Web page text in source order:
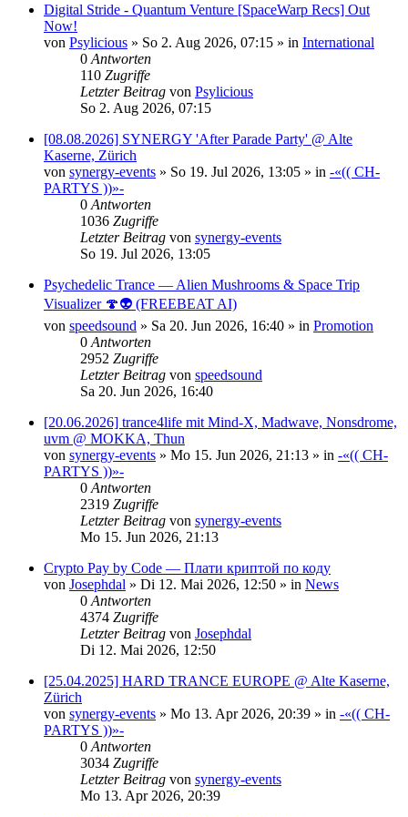
Digital Stride - Quantum Venture [SpaceWarp Recs] Out
Now!
von Psylicious » So 2. Aug 2026, 07:15 » in International
0 Antworten
110 Zugriffe
Letzter Beitrag von Psylicious
So 2. Aug 2026, 07:15
[08.08.2026] SYNERGY 'After Parade Party' @ Alte
Kaserne, Zürich
von synergy-events » So 19. Jul 2026, 13:05 » in -«(( CH-
PARTYS ))»-
0 Antworten
1036 Zugriffe
Letzter Beitrag von synergy-events
So 19. Jul 2026, 13:05
Psychedelic Trance — Alien Mushrooms & Space Trip
Visualizer 🍄👽 (FREEBEAT AI)
von speedsound » Sa 20. Jun 2026, 16:40 » in Promotion
0 Antworten
2952 Zugriffe
Letzter Beitrag von speedsound
Sa 20. Jun 2026, 16:40
[20.06.2026] trance4life mit Mind-X, Madwave, Nonsdrome,
uvm @ MOKKA, Thun
von synergy-events » Mo 15. Jun 2026, 21:13 » in -«(( CH-
PARTYS ))»-
0 Antworten
2319 Zugriffe
Letzter Beitrag von synergy-events
Mo 15. Jun 2026, 21:13
Crypto Pay by Code — Плати криптой по коду
von Josephdal » Di 12. Mai 2026, 12:50 » in News
0 Antworten
4374 Zugriffe
Letzter Beitrag von Josephdal
Di 12. Mai 2026, 12:50
[25.04.2025] HARD TRANCE EUROPE @ Alte Kaserne,
Zürich
von synergy-events » Mo 13. Apr 2026, 20:39 » in -«(( CH-
PARTYS ))»-
0 Antworten
3034 Zugriffe
Letzter Beitrag von synergy-events
Mo 13. Apr 2026, 20:39